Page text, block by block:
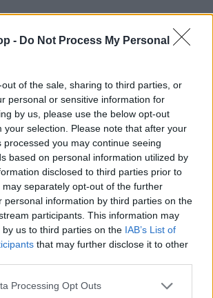
- Do Not Process My Personal
of the sale, sharing to third parties, or
personal or sensitive information for
by us, please use the below opt-out
your selection. Please note that after your
processed you may continue seeing
based on personal information utilized by
disclosed to third parties prior to
separately opt-out of the further
personal information by third parties on the
participants. This information may
us to third parties on the IAB’s List of
that may further disclose it to other
Processing Opt Outs
összpontszámaitokat, pénteken pedig jönnek
is.
pótfelvételi ponthatárai
várni a 2021-es pótfelvételi ponthatáraira -
bekerültetek-e a kiválasztott szakra.